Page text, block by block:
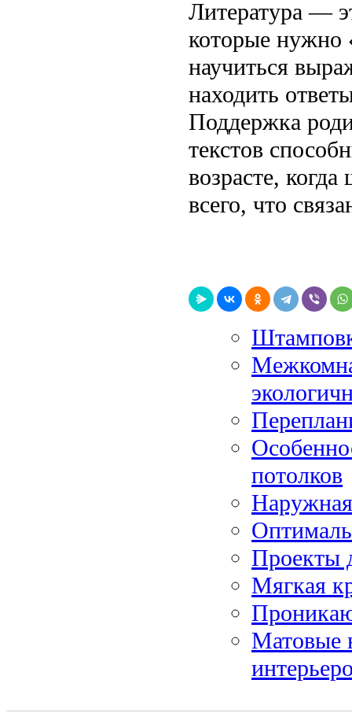
Литература —
которые нужно
научиться
находить
Поддержка
текстов
возрасте,
всего, что
потолков
Проекты
Мягкая
Матовые